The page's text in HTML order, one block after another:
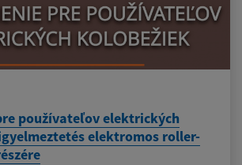
používateľov elektrických
elektromos roller-